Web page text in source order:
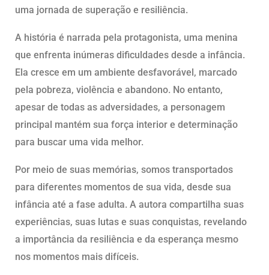
uma jornada de superação e resiliência.
A história é narrada pela protagonista, uma menina
que enfrenta inúmeras dificuldades desde a infância.
Ela cresce em um ambiente desfavorável, marcado
pela pobreza, violência e abandono. No entanto,
apesar de todas as adversidades, a personagem
principal mantém sua força interior e determinação
para buscar uma vida melhor.
Por meio de suas memórias, somos transportados
para diferentes momentos de sua vida, desde sua
infância até a fase adulta. A autora compartilha suas
experiências, suas lutas e suas conquistas, revelando
a importância da resiliência e da esperança mesmo
nos momentos mais difíceis.